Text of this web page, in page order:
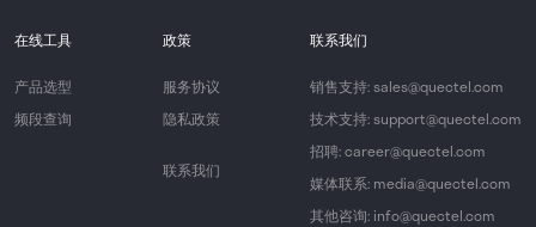
在线工具
产品选型
频段查询
政策
服务协议
隐私政策
联系我们
联系我们
销售支持: sales@quectel.com
技术支持: support@quectel.com
招聘: career@quectel.com
媒体联系: media@quectel.com
其他咨询: info@quectel.com